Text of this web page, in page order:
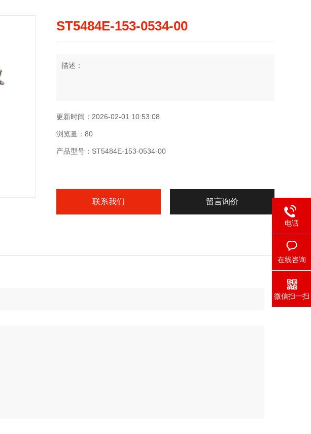
ST5484E-153-0534-00
描述：
更新时间：2026-02-01 10:53:08
浏览量：80
产品型号：ST5484E-153-0534-00
联系我们 留言询价
电话
在线咨询
微信扫一扫